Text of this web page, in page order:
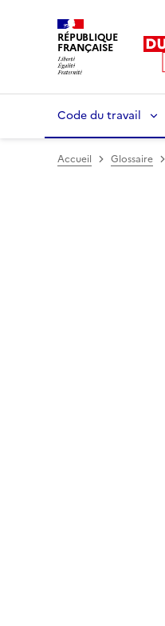
RÉPUBLIQUE
FRANÇAISE
Code du travail
Accueil Glossaire